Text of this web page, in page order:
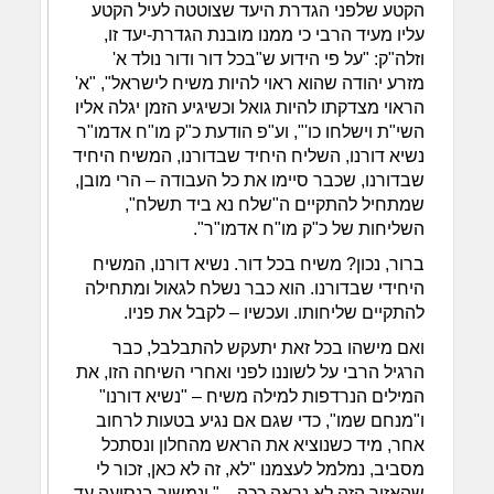
הקטע שלפני הגדרת היעד שצוטטה לעיל הקטע
עליו מעיד הרבי כי ממנו מובנת הגדרת-יעד זו,
וזלה"ק: "על פי הידוע ש"בכל דור ודור נולד א'
מזרע יהודה שהוא ראוי להיות משיח לישראל", "א'
הראוי מצדקתו להיות גואל וכשיגיע הזמן יגלה אליו
השי"ת וישלחו כו'", וע"פ הודעת כ"ק מו"ח אדמו"ר
נשיא דורנו, השליח היחיד שבדורנו, המשיח היחיד
שבדורנו, שכבר סיימו את כל העבודה – הרי מובן,
שמתחיל להתקיים ה"שלח נא ביד תשלח",
השליחות של כ"ק מו"ח אדמו"ר".
ברור, נכון? משיח בכל דור. נשיא דורנו, המשיח
היחידי שבדורנו. הוא כבר נשלח לגאול ומתחילה
להתקיים שליחותו. ועכשיו – לקבל את פניו.
ואם מישהו בכל זאת יתעקש להתבלבל, כבר
הרגיל הרבי על לשוננו לפני ואחרי השיחה הזו, את
המילים הנרדפות למילה משיח – "נשיא דורנו"
ו"מנחם שמו", כדי שגם אם נגיע בטעות לרחוב
אחר, מיד כשנוציא את הראש מהחלון ונסתכל
מסביב, נמלמל לעצמנו "לא, זה לא כאן, זכור לי